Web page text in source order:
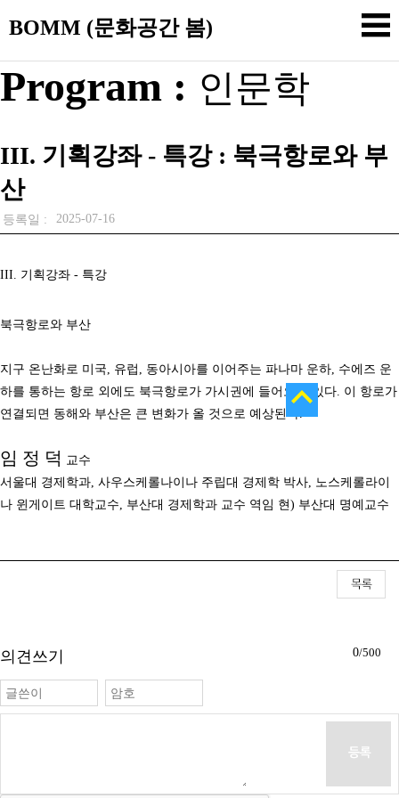
BOMM (문화공간 봄)
Program : 인문학
III. 기획강좌 - 특강 : 북극항로와 부
산
등록일 : 2025-07-16
III. 기획강좌 - 특강
북극항로와 부산
지구 온난화로 미국, 유럽 , 동아시아를 이어주는 파나마 운하, 수에즈 운
하를 통하는 항로 외에도 북극항로가 가시권에 들어오고 있다. 이 항로가
연결되면 동해와 부산은 큰 변화가 올 것으로 예상된다.
임 정 덕 교수
서울대 경제학과, 사우스케롤나이나 주립대 경제학 박사, 노스케롤라이
나 윈게이트 대학교수, 부산대 경제학과 교수 역임 현) 부산대 명예교수
의견쓰기 0/500